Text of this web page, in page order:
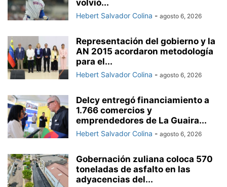
volvió...
Hebert Salvador Colina - agosto 6, 2026
Representación del gobierno y la
AN 2015 acordaron metodología
para el...
Hebert Salvador Colina - agosto 6, 2026
Delcy entregó financiamiento a
1.766 comercios y
emprendedores de La Guaira...
Hebert Salvador Colina - agosto 6, 2026
Gobernación zuliana coloca 570
toneladas de asfalto en las
adyacencias del...